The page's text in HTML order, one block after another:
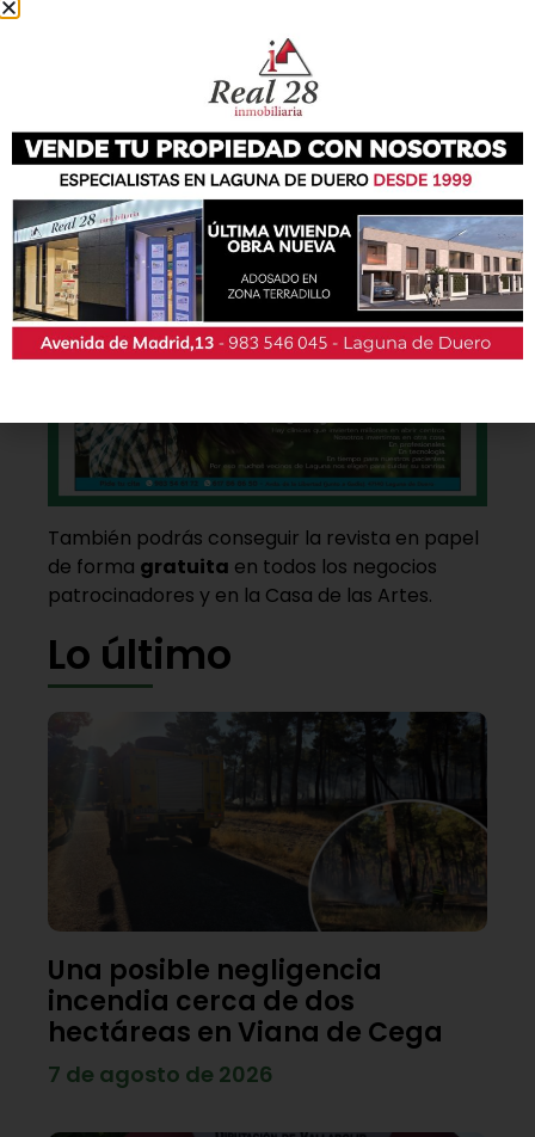
También podrás conseguir la revista en papel
de forma gratuita en todos los negocios
patrocinadores y en la Casa de las Artes.
Lo último
Una posible negligencia
incendia cerca de dos
hectáreas en Viana de Cega
7 de agosto de 2026